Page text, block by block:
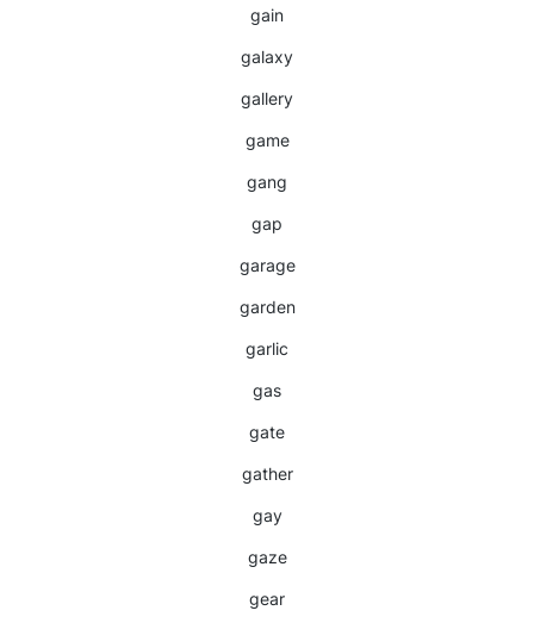
gain
galaxy
gallery
game
gang
gap
garage
garden
garlic
gas
gate
gather
gay
gaze
gear